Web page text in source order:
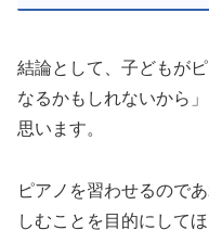
結論として、子どもが
なるかもしれないから
思います。
ピアノを習わせるので
しむことを目的にして